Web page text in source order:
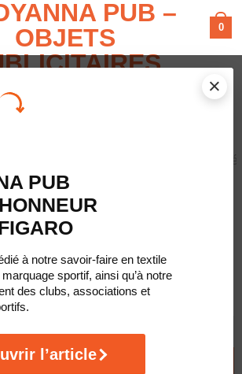
0
×
PUB
à notre savoir-faire en textile
sportif, ainsi qu’à notre
des clubs, associations et
l’article
XXL
Sérigraphie 1 couleur
AJOUTER AU DEVIS